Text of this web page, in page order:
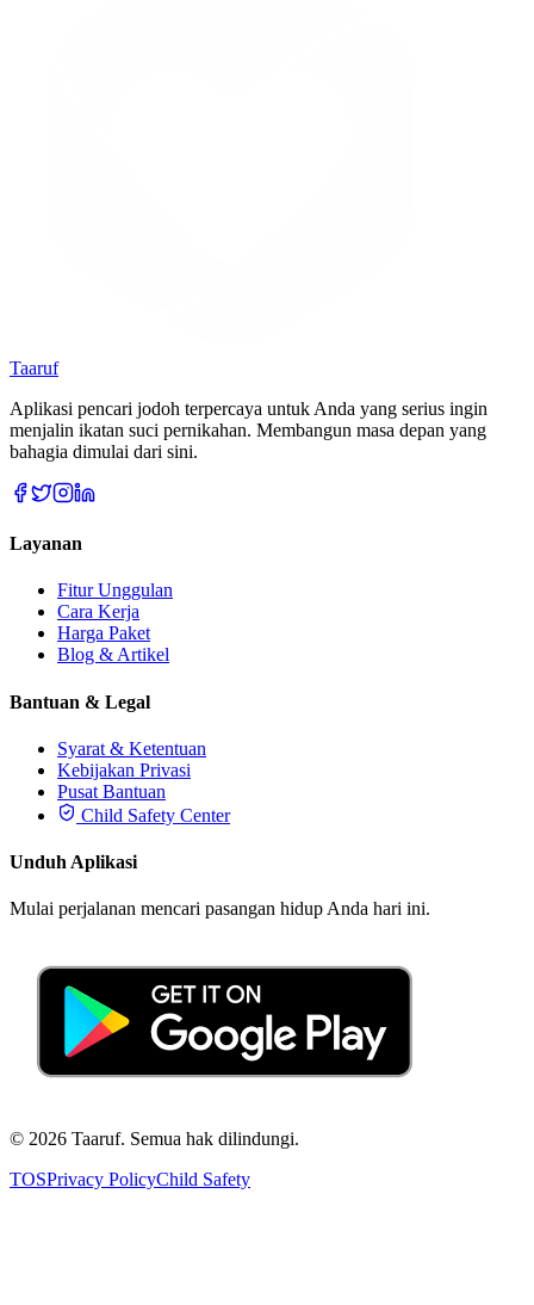
Taaruf
Aplikasi pencari jodoh terpercaya untuk Anda yang serius ingin
menjalin ikatan suci pernikahan. Membangun masa depan yang
bahagia dimulai dari sini.
Layanan
Fitur Unggulan
Cara Kerja
Harga Paket
Blog & Artikel
Bantuan & Legal
Syarat & Ketentuan
Kebijakan Privasi
Pusat Bantuan
Child Safety Center
Unduh Aplikasi
Mulai perjalanan mencari pasangan hidup Anda hari ini.
© 2026 Taaruf. Semua hak dilindungi.
TOSPrivacy PolicyChild Safety